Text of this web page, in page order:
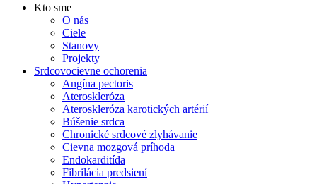
Kto sme
O nás
Ciele
Stanovy
Projekty
Srdcovocievne ochorenia
Angína pectoris
Ateroskleróza
Ateroskleróza karotických artérií
Búšenie srdca
Chronické srdcové zlyhávanie
Cievna mozgová príhoda
Endokarditída
Fibrilácia predsiení